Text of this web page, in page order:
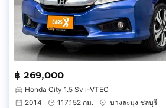
฿ 269,000
Honda City 1.5 Sv i-VTEC
2014
117,152 กม.
บางละมุง ชลบุรี